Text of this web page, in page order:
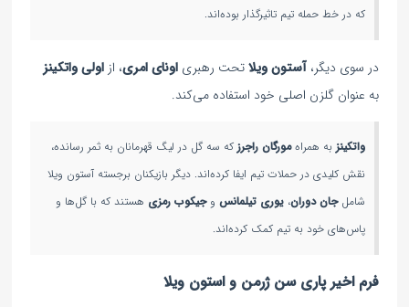
که در خط حمله تیم تاثیرگذار بوده‌اند.
در سوی دیگر،آستون ویلاتحت رهبریاونای امری، ازاولی واتکینز
به عنوان گلزن اصلی خود استفاده می‌کند.
واتکینز به همراهمورگان راجرز که سه گل در لیگ قهرمانان به ثمر رسانده،
نقش کلیدی در حملات تیم ایفا کرده‌اند. دیگر بازیکنان برجسته آستون ویلا
شاملجان دوران،یوری تیلمانس وجیکوب رمزی هستند که با گل‌ها و
پاس‌های خود به تیم کمک کرده‌اند.
فرم اخیر پاری سن ژرمن و استون ویلا